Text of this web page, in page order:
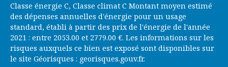
Classe énergie C, Classe climat C Montant moyen estimé
des dépenses annuelles d'énergie pour un usage
standard, établi à partir des prix de l'énergie de l'année
2021 : entre 2053.00 et 2779.00 €. Les informations sur les
risques auxquels ce bien est exposé sont disponibles sur
le site Géorisques : georisques.gouv.fr.